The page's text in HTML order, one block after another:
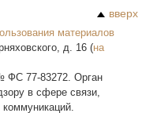
вверх
материалов
д. 16 (на
ФС 77-83272. Орган
в сфере связи,